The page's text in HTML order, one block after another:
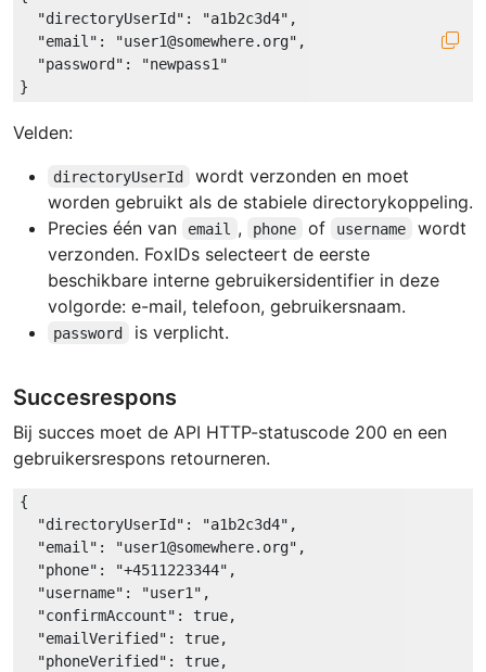
"directoryUserId" : "a1b2c3d4" ,
"email" : "user1@somewhere.org" ,
"password" :
"newpass1"
Velden:
directoryUserId
wordt verzonden en moet
worden gebruikt als de stabiele directorykoppeling.
Precies één van
email , phone of username
wordt
verzonden. FoxIDs selecteert de eerste
beschikbare interne gebruikersidentifier in deze
volgorde: e-mail, telefoon, gebruikersnaam.
password is verplicht.
Succesrespons
Bij succes moet de API HTTP-statuscode 200 en een
gebruikersrespons retourneren.
{
"directoryUserId" : "a1b2c3d4" ,
"email" : "user1@somewhere.org" ,
"phone" : "+4511223344" ,
"username" : "user1" ,
"confirmAccount" : true,
"emailVerified" : true,
"phoneVerified" : true,